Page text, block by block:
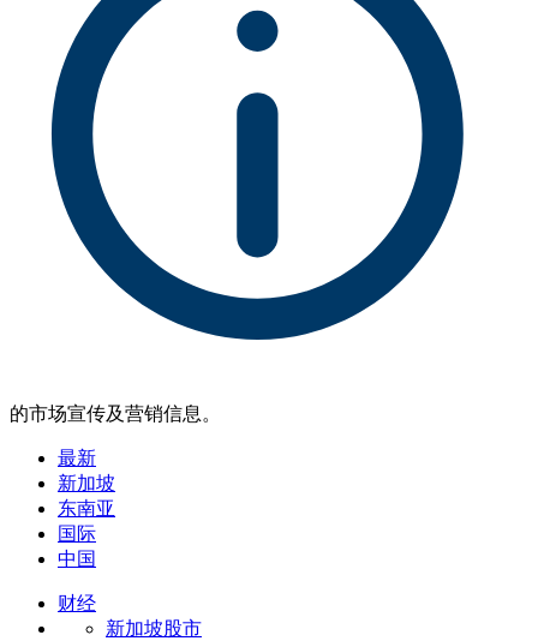
的市场宣传及营销信息。
最新
新加坡
东南亚
国际
中国
财经
新加坡股市